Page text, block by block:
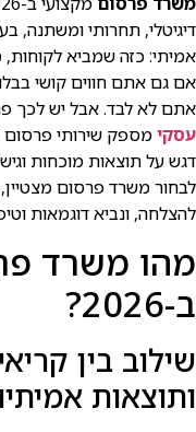
דיגיטלי, תחרותי ומשתנה,
אמיתי: כזה שמביא לקוחות,
אם גם אתם חווים קושי
אתם לא לבד. אבל יש לכך
עסקימספק שירותי
דגש על תוצאות מוכחות
לבחור משרד פרסום
להצלחה, ונביא דוגמאות
מהו משרד
ב-2026?
שילוב בין
ותוצאות